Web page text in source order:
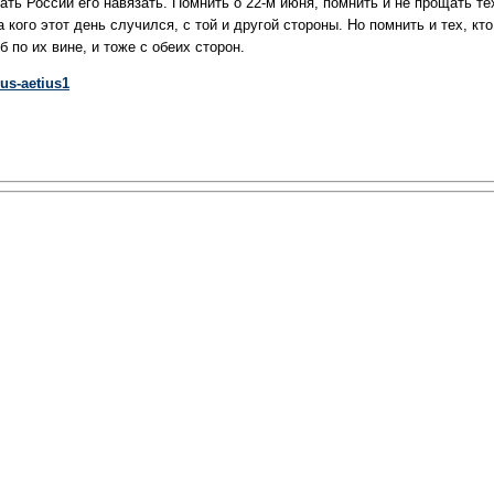
кого этот день случился, с той и другой стороны. Но помнить и тех, кто
по их вине, и тоже с обеих сторон.
aetius1